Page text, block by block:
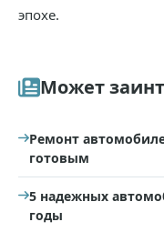
эпохе.
Может
Ремонт
готовым
5 надежных
годы